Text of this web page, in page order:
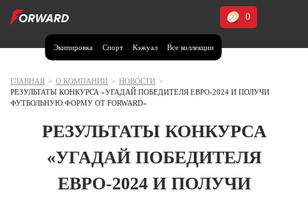
Экипировка Спорт Кэжуал Все коллекции
0
Москва и МО
Волгоградская область (1)
ГЛАВНАЯ > О КОМПАНИИ > НОВОСТИ >
РЕЗУЛЬТАТЫ КОНКУРСА «УГАДАЙ ПОБЕДИТЕЛЯ ЕВРО-2024 И ПОЛУЧИ
ФУТБОЛЬНУЮ ФОРМУ ОТ FORWARD»
РЕЗУЛЬТАТЫ КОНКУРСА
«УГАДАЙ ПОБЕДИТЕЛЯ
ЕВРО-2024 И ПОЛУЧИ